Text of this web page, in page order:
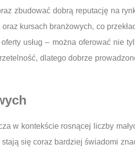
zbudować dobrą reputację na
kursach branżowych, co
usług – można oferować nie
dlatego dobrze
w kontekście rosnącej liczby
się coraz bardziej świadomi